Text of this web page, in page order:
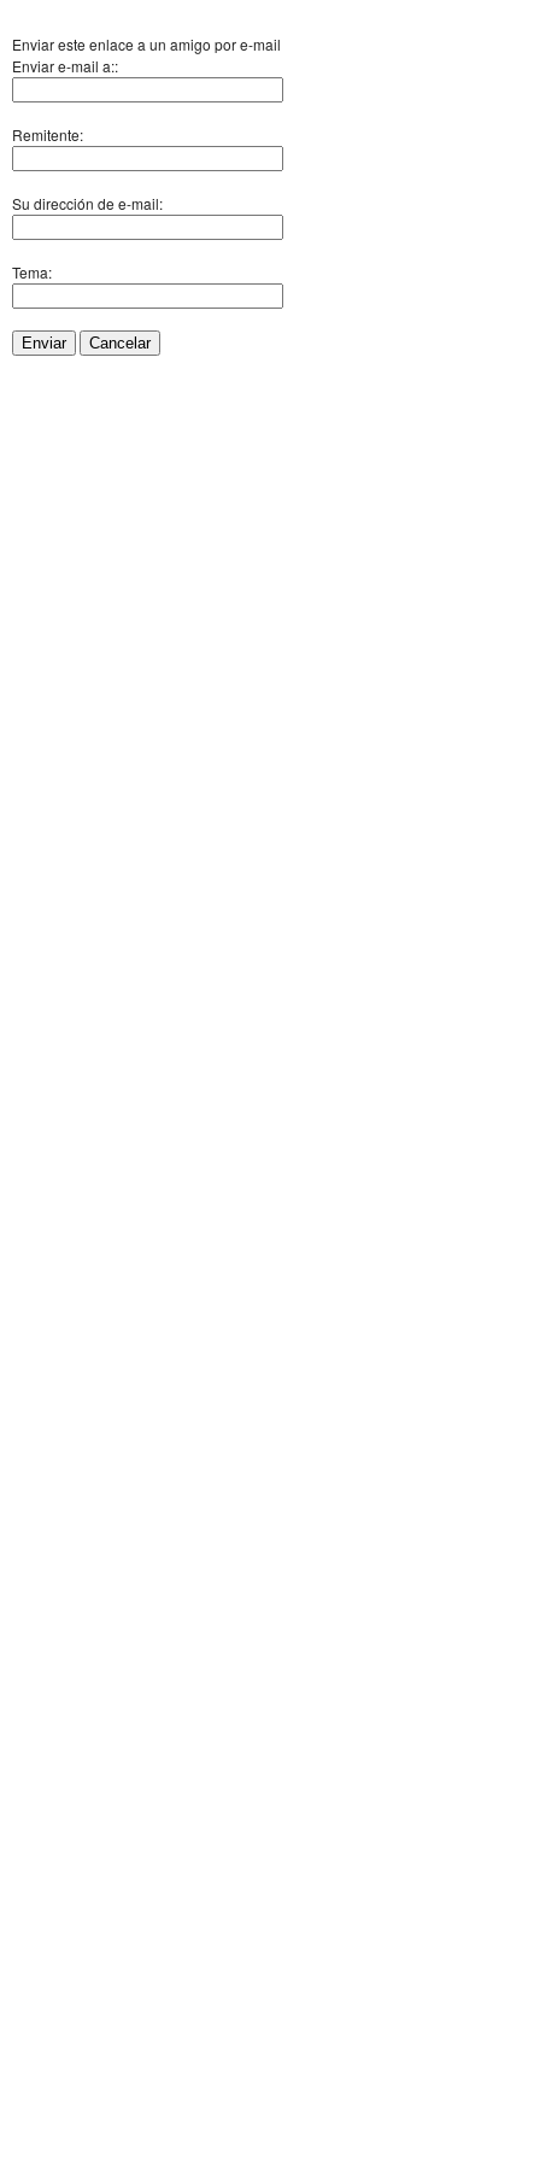
Enviar este enlace a un amigo por e-mail
Enviar e-mail a::
Remitente:
Su dirección de e-mail:
Tema:
Enviar Cancelar